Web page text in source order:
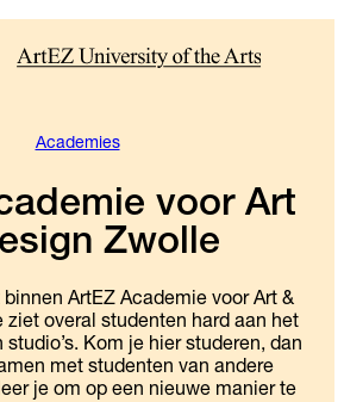
Academies
voor Art
Zwolle
ArtEZ Academie voor Art &
ziet overal studenten hard aan het
Kom je hier studeren, dan
met studenten van andere
je om op een nieuwe manier te